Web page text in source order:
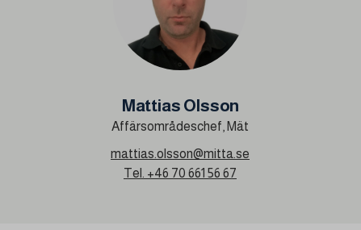
Mattias Olsson
Affärsområdeschef, Mät
mattias.olsson@mitta.se
Tel. +46 70 661 56 67